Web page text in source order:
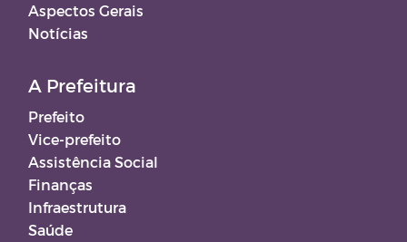
Aspectos Gerais
Notícias
A Prefeitura
Prefeito
Vice-prefeito
Assistência Social
Finanças
Infraestrutura
Saúde